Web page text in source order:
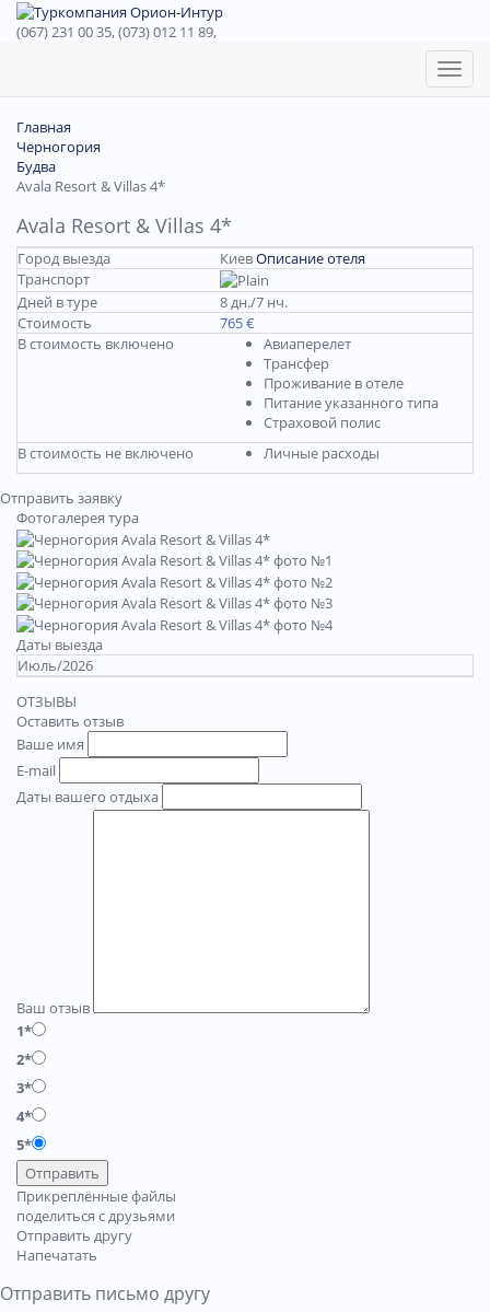
(067) 231 00 35, (073) 012 11 89,
Toggle
Главная
Черногория
Будва
Avala Resort & Villas 4*
Avala Resort & Villas 4*
Город выезда КиевОписание отеля
Транспорт
Дней в туре
8 дн./7 нч.
Стоимость
765 €
В стоимость включено
Авиаперелет
Трансфер
Проживание в отеле
Питание указанного типа
Страховой полис
В стоимость не включено
Личные расходы
Отправить заявку
Фотогалерея тура
Даты выезда
Июль/2026
ОТЗЫВЫ
Оставить отзыв
Ваше имя
E-mail
Даты вашего отдыха
Ваш отзыв
1*
2*
3*
4*
5*
Отправить
Прикреплённые файлы
поделиться с друзьями
Отправить другу
Напечатать
Отправить письмо другу